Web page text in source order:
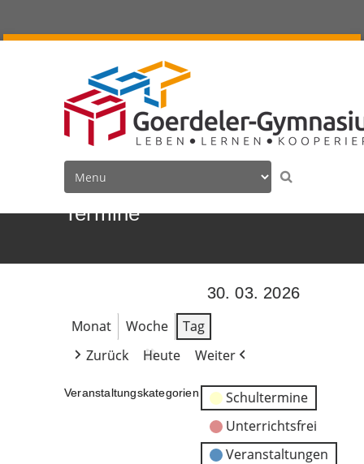
Termine
30. 03. 2026
Monat
Woche
Tag
Zurück
Heute Weiter
Veranstaltungskategorien
Schultermine
Unterrichtsfrei
Veranstaltungen